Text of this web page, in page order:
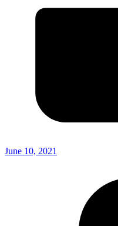
June 10, 2021